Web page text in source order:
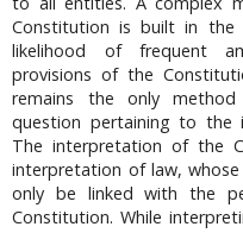
Constitution is built in the
likelihood of frequent
provisions of the
remains the only
question pertaining to the
The interpretation of the
interpretation of law,
only be linked with the
Constitution. While